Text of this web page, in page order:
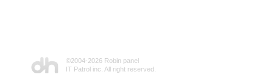
©2004-2026 Robin panel
IT Patrol inc. All right reserved.